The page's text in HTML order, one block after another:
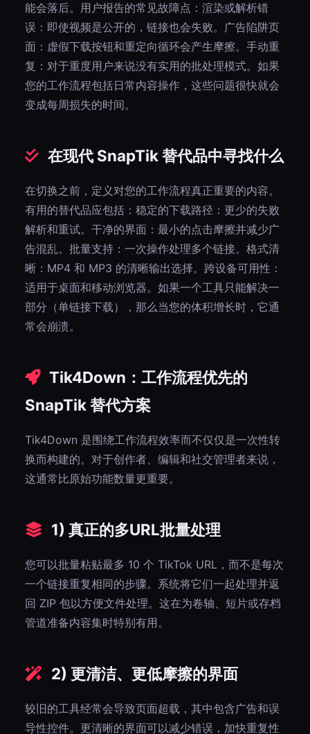
能会落后。用户报告的常见故障点：渲染或解析错
误：即使视频是公开的，链接也会失败。广告陷阱页
面：虚假下载按钮和重定向循环会产生摩擦。手动重
复：对于重度用户来说没有实用的批处理模式。如果
您的工作流程包括日常内容操作，这些问题很快就会
变成每周损失的时间。
在现代 SnapTik 替代品中寻找什么
在切换之前，定义对您的工作流程真正重要的内容。
有用的替代品应包括：稳定的下载路径：更少的失败
解析和重试。干净的界面：最小的点击摩擦并减少广
告混乱。批量支持：一次操作处理多个链接。格式清
晰：MP4 和 MP3 的清晰输出选择。跨设备可用性：
适用于桌面和移动浏览器。如果一个工具只能解决一
部分（单链接下载），那么当您的体积增长时，它通
常会崩溃。
Tik4Down：工作流程优先的
SnapTik 替代方案
Tik4Down 是围绕工作流程效率而不仅仅是一次性转
换而构建的。对于创作者、编辑和社交管理者来说，
这通常比原始功能数量更重要。
1) 真正的多URL批量处理
您可以批量粘贴最多 10 个 TikTok URL，而不是每次
一个链接重复相同的步骤。系统将它们一起处理并返
回 ZIP 包以方便文件处理。这在为卷轴、短片或存档
管道准备内容集时特别有用。
2) 更清洁、更低摩擦的界面
较旧的工具经常会导致页面超载，其中包含广告和误
导性控件。更清晰的界面可以减少错误，加快重复性